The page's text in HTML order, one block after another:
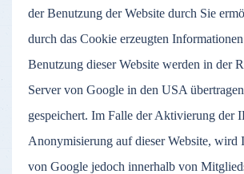
der Benutzung der Website durch Sie
durch das Cookie erzeugten
Benutzung dieser Website werden in der
Server von Google in den USA
gespeichert. Im Falle der Aktivierung der
Anonymisierung auf dieser Website, wird
von Google jedoch innerhalb von